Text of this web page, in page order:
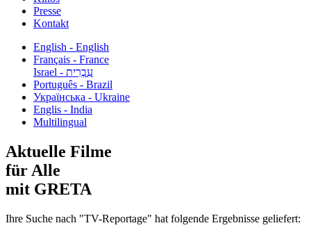
Presse
Kontakt
English - English
Français - France
עִבְרִית - Israel
Português - Brazil
Українська - Ukraine
Englis - India
Multilingual
Aktuelle Filme
für Alle
mit GRETA
Ihre Suche nach "TV-Reportage" hat folgende Ergebnisse geliefert: